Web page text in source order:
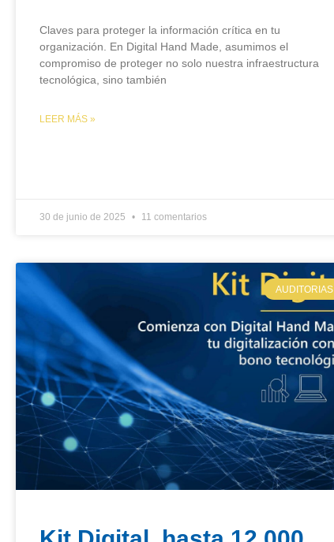
Claves para proteger la información crítica en tu
organización. En Digital Hand Made, asumimos el
compromiso de proteger no solo nuestra infraestructura
tecnológica, sino también
LEER MÁS »
30 de junio de 2025 11 comentarios
AUDITORIAS